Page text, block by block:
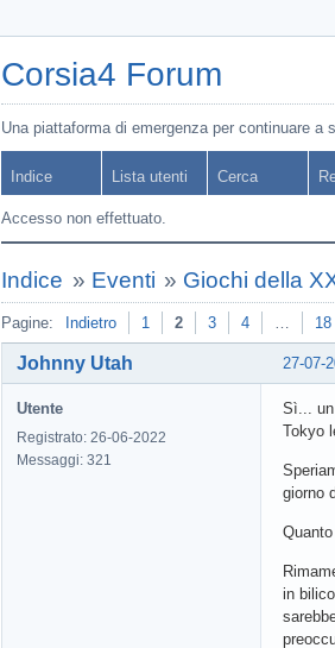
Corsia4 Forum
Una piattaforma di emergenza per continuare a
Indice Lista utenti Cerca
Accesso non effettuato.
Indice » Eventi » Giochi della
Pagine: Indietro 1 2 3 4 … 18
27-07-
Johnny Utah
Utente
Registrato: 26-06-2022
Messaggi: 321
Sì... un
Tokyo
giorno
in